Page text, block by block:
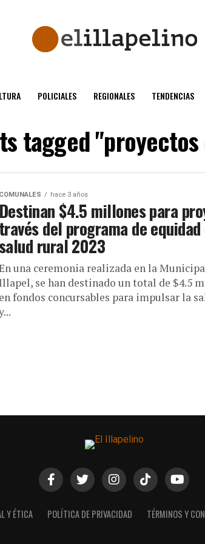
POLICIALES REGIONALES TENDENCIAS
tagged
COMUNALES hace 3 años
Destinan $4.5 millones para
través del programa de equidad
rural 2023
una ceremonia realizada en la
se han destinado un total de $4.5
en fondos concursables para impulsar la
Y ÉTICA POLÍTICA DE PRIVACIDAD TÉRMINOS Y